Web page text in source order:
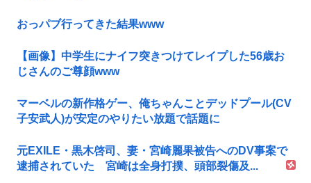
おっパブ行ってきた結果www
【画像】中学生にナイフ突きつけてレイプした56歳お
じさんのご尊顔www
マーベルの新作格ゲー、俺ちゃんことデッドプール(CV
子安武人)が安定のやりたい放題で話題に
元EXILE・黒木啓司、妻・宮崎麗果被告へのDV事案で
逮捕されていた 宮崎は全身打撲、頭部裂傷及...